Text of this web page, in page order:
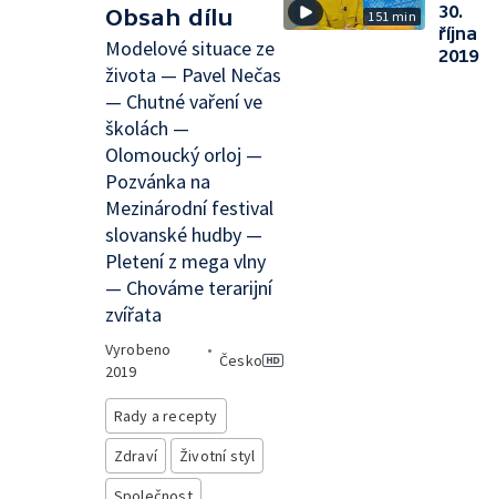
Obsah dílu
Modelové situace ze
života — Pavel Nečas
— Chutné vaření ve
školách —
Olomoucký orloj —
Pozvánka na
Mezinárodní festival
slovanské hudby —
Pletení z mega vlny
— Chováme terarijní
zvířata
Vyrobeno
2019
•
Česko
Rady a recepty
Zdraví
Životní styl
151 min
30.
října
2019